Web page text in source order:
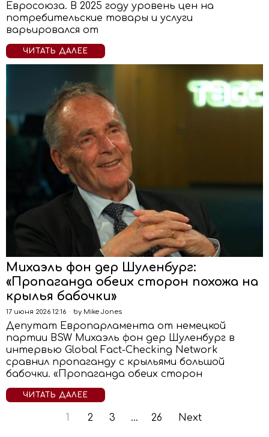
Евросоюза. В 2025 году уровень цен на
потребительские товары и услуги
варьировался от
ЧИТАТЬ ДАЛЕЕ
Михаэль фон дер Шуленбург:
«Пропаганда обеих сторон похожа на
крылья бабочки»
17 июня 2026 12:16 by Mike Jones
Депутат Европарламента от немецкой
партии BSW Михаэль фон дер Шуленбург в
интервью Global Fact-Checking Network
сравнил пропаганду с крыльями большой
бабочки. «Пропаганда обеих сторон
ЧИТАТЬ ДАЛЕЕ
1 2 3 … 26 Next